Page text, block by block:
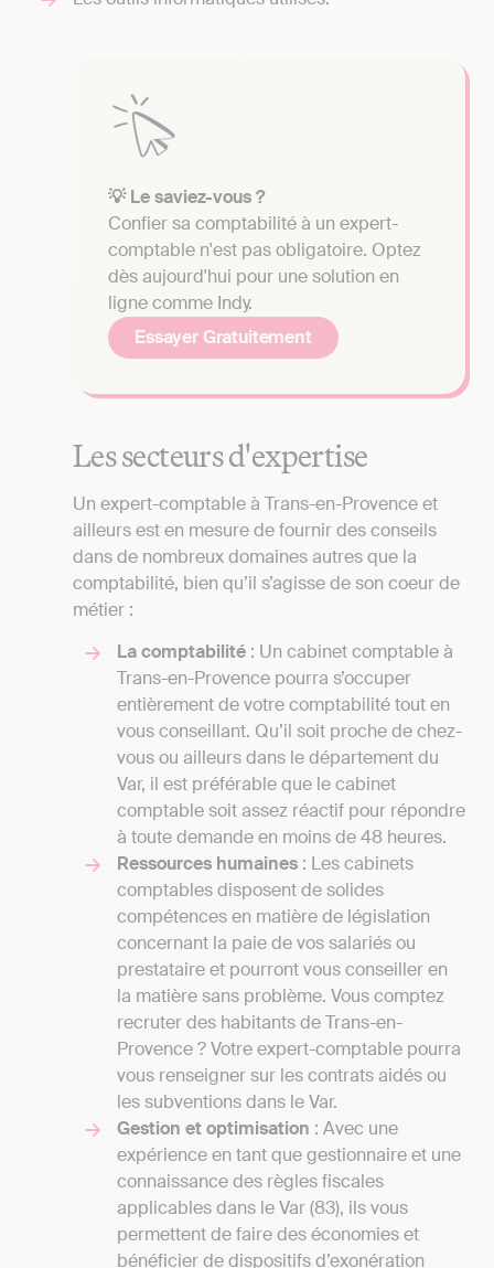
💡 Le saviez-vous ?
Confier sa comptabilité à un expert-
comptable n'est pas obligatoire. Optez
dès aujourd'hui pour une solution en
ligne comme Indy.
Essayer Gratuitement
Les secteurs d'expertise
Un expert-comptable à Trans-en-Provence et
ailleurs est en mesure de fournir des conseils
dans de nombreux domaines autres que la
comptabilité, bien qu’il s’agisse de son coeur de
métier :
La comptabilité : Un cabinet comptable à
Trans-en-Provence pourra s’occuper
entièrement de votre comptabilité tout en
vous conseillant. Qu’il soit proche de chez-
vous ou ailleurs dans le département du
Var, il est préférable que le cabinet
comptable soit assez réactif pour répondre
à toute demande en moins de 48 heures.
Ressources humaines : Les cabinets
comptables disposent de solides
compétences en matière de législation
concernant la paie de vos salariés ou
prestataire et pourront vous conseiller en
la matière sans problème. Vous comptez
recruter des habitants de Trans-en-
Provence ? Votre expert-comptable pourra
vous renseigner sur les contrats aidés ou
les subventions dans le Var.
Gestion et optimisation : Avec une
expérience en tant que gestionnaire et une
connaissance des règles fiscales
applicables dans le Var (83), ils vous
permettent de faire des économies et
bénéficier de dispositifs d’exonération